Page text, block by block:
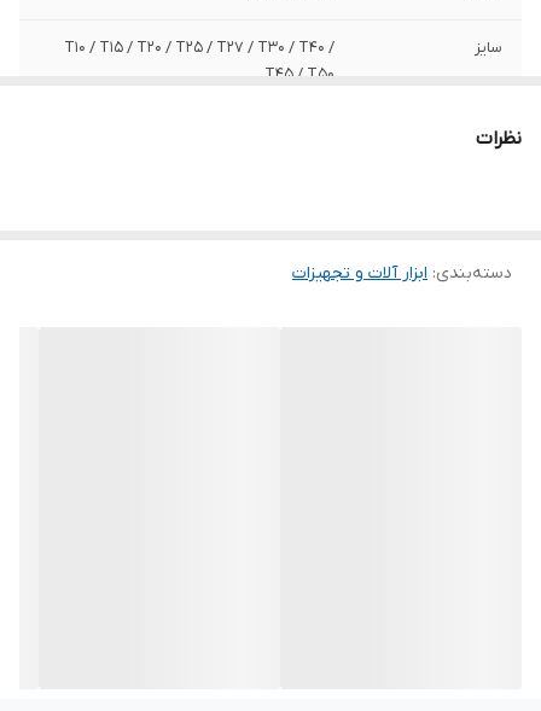
سایز
T10 / T15 / T20 / T25 / T27 / T30 / T40 /
T45 / T50
نظرات
دسته‌بندی: ابزار آلات و تجهیزات